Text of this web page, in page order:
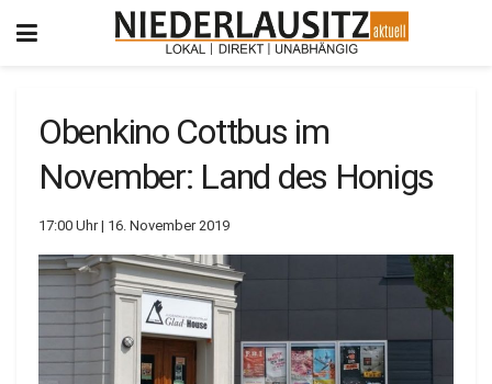
Obenkino Cottbus im
November: Land des Honigs
17:00 Uhr | 16. November 2019